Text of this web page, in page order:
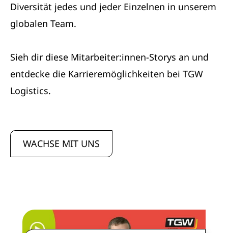
Diversität jedes und jeder Einzelnen in unserem
globalen Team.
Sieh dir diese Mitarbeiter:innen-Storys an und
entdecke die Karrieremöglichkeiten bei TGW
Logistics.
WACHSE MIT UNS